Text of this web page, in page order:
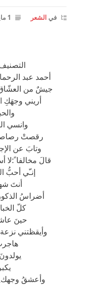
في الشعر 1 مايو، 2014
أحمد عبد
جيشٌ من
أريني وجهَكِ
وانسي
رقصتْ
وتابَ عن
قالَ مخالفا ً:لا
إنـّي أحبُّ
أنتَ
أضراسُ
كلّ
حينَ
وأيقظتني
وأعشقُ وجهك